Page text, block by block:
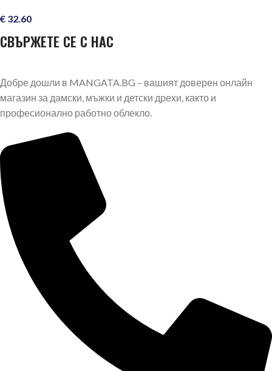
€ 32.60
СВЪРЖЕТЕ СЕ С НАС
Добре дошли в MANGATA.BG – вашият доверен онлайн
магазин за дамски, мъжки и детски дрехи, както и
професионално работно облекло.